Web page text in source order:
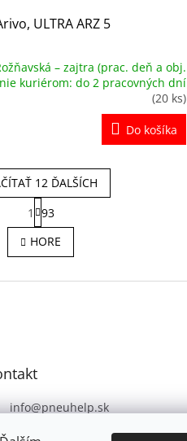
ULTRA ARZ 5
– zajtra (prac. deň a obj.
kuriérom: do 2 pracovných dní
(20 ks)
Do košíka
O
v
l
d
k
v
12 ĎALŠÍCH
S
t
r
á
n
o
1
93
HORE
info@pneuhelp.sk